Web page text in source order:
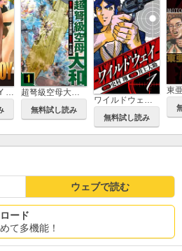
無料試し読み
ワイルドウェイ 愛蔵版
無料試し読み
ウェブで読む
ード
て多機能！